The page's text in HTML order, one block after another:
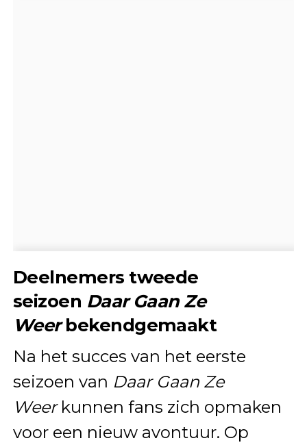
Deelnemers tweede
seizoen Daar Gaan Ze
Weerbekendgemaakt
Na het succes van het eerste
seizoen van Daar Gaan Ze
Weerkunnen fans zich opmaken
voor een nieuw avontuur. Op